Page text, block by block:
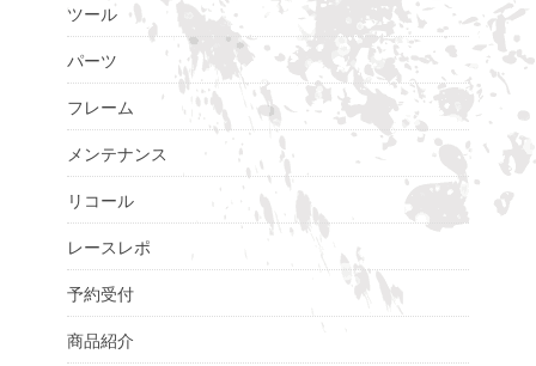
ツール
パーツ
フレーム
メンテナンス
リコール
レースレポ
予約受付
商品紹介